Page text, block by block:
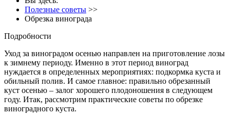
Полезные советы >>
Обрезка винограда
Подробности
Уход за виноградом осенью направлен на приготовление лозы
к зимнему периоду. Именно в этот период виноград
нуждается в определенных мероприятиях: подкормка куста и
обильный полив. И самое главное: правильно обрезанный
куст осенью – залог хорошего плодоношения в следующем
году. Итак, рассмотрим практические советы по обрезке
виноградного куста.